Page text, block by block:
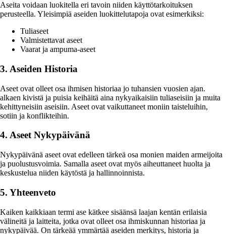
Aseita voidaan luokitella eri tavoin niiden käyttötarkoituksen
perusteella. Yleisimpiä aseiden luokittelutapoja ovat esimerkiksi:
Tuliaseet
Valmistettavat aseet
Vaarat ja ampuma-aseet
3. Aseiden Historia
Aseet ovat olleet osa ihmisen historiaa jo tuhansien vuosien ajan.
alkaen kivistä ja puisia keihäitä aina nykyaikaisiin tuliaseisiin ja muita
kehittyneisiin aseisiin. Aseet ovat vaikuttaneet moniin taisteluihin,
sotiin ja konflikteihin.
4. Aseet Nykypäivänä
Nykypäivänä aseet ovat edelleen tärkeä osa monien maiden armeijoita
ja puolustusvoimia. Samalla aseet ovat myös aiheuttaneet huolta ja
keskustelua niiden käytöstä ja hallinnoinnista.
5. Yhteenveto
Kaiken kaikkiaan termi ase kätkee sisäänsä laajan kentän erilaisia
välineitä ja laitteita, jotka ovat olleet osa ihmiskunnan historiaa ja
nykypäivää. On tärkeää ymmärtää aseiden merkitys, historia ja